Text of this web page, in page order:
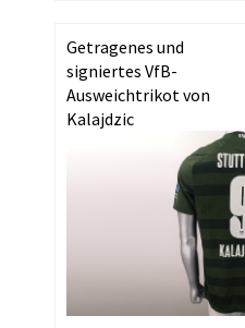
Getragenes und
signiertes VfB-
Ausweichtrikot von
Kalajdzic